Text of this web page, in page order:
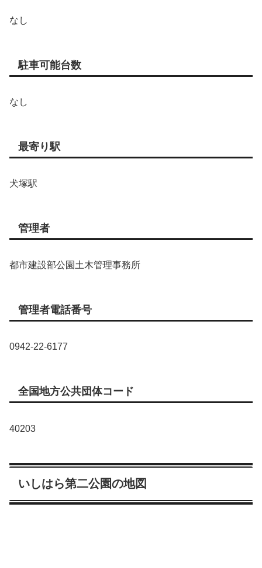
なし
駐車可能台数
なし
最寄り駅
犬塚駅
管理者
都市建設部公園土木管理事務所
管理者電話番号
0942-22-6177
全国地方公共団体コード
40203
いしはら第二公園の地図